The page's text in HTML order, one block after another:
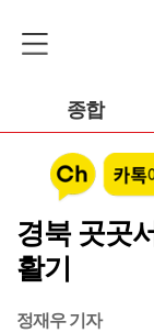
종합
경북 곳곳
활기
정재우 기자